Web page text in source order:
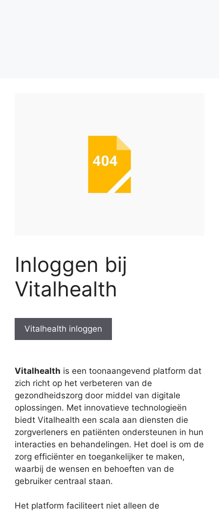
Inloggen bij
Vitalhealth
Vitalhealth inloggen
Vitalhealth is een toonaangevend platform dat
zich richt op het verbeteren van de
gezondheidszorg door middel van digitale
oplossingen. Met innovatieve technologieën
biedt Vitalhealth een scala aan diensten die
zorgverleners en patiënten ondersteunen in hun
interacties en behandelingen. Het doel is om de
zorg efficiënter en toegankelijker te maken,
waarbij de wensen en behoeften van de
gebruiker centraal staan.
Het platform faciliteert niet alleen de